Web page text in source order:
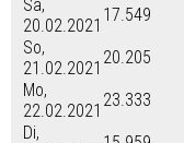
Sa,
20.02.2021
17.549
So,
21.02.2021
20.205
Mo,
22.02.2021
23.333
Di,